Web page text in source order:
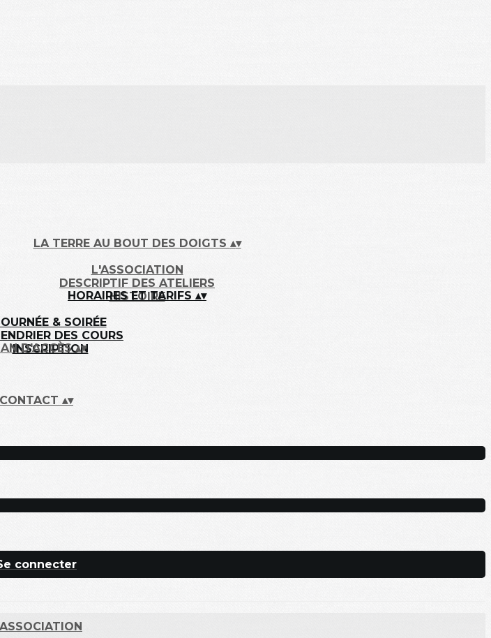
LA TERRE AU BOUT DES DOIGTS ▴▾
L'ASSOCIATION
DESCRIPTIF DES ATELIERS
HISTOIRE
HORAIRES ET TARIFS ▴▾
& SOIRÉE
DES COURS
INSCRIPTION
D'ACCÈS▴▾
CONTACT ▴▾
connecter